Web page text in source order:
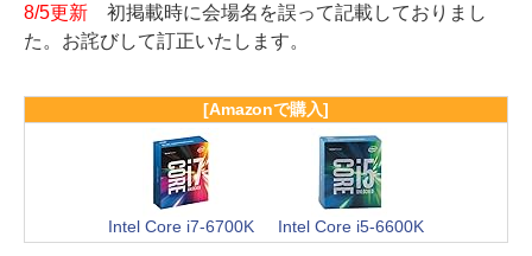
8/5更新初掲載時に会場名を誤って記載しておりまし
た。お詫びして訂正いたします。
[Amazonで購入]
Intel Core i7-6700K Intel Core i5-6600K